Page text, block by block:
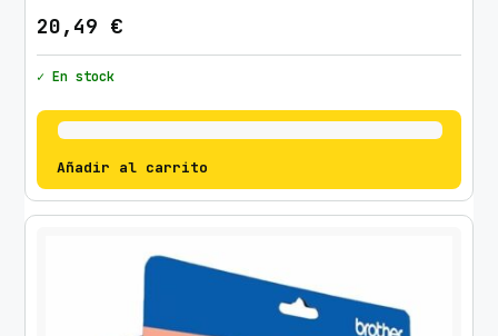
20,49 €
✓ En stock
Añadir al carrito